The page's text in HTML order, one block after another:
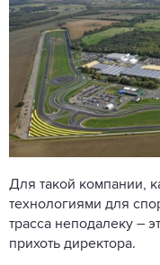
Для такой компании,
технологиями для
трасса неподалеку –
прихоть директора.